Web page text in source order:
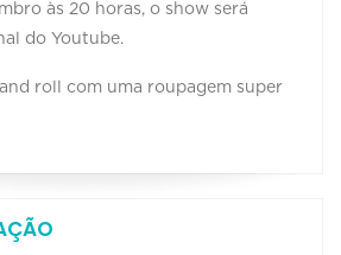
às 20 horas, o show será
do Youtube.
roll com uma roupagem super